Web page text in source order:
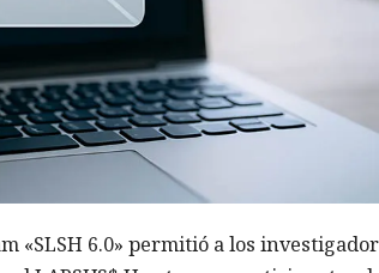
«SLSH 6.0» permitió a los